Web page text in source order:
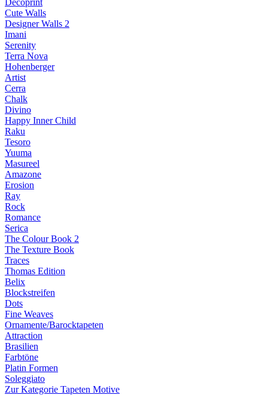
Decoprint
Cute Walls
Designer Walls 2
Imani
Serenity
Terra Nova
Hohenberger
Artist
Cerra
Chalk
Divino
Happy Inner Child
Raku
Tesoro
Yuuma
Masureel
Amazone
Erosion
Ray
Rock
Romance
Serica
The Colour Book 2
The Texture Book
Traces
Thomas Edition
Belix
Blockstreifen
Dots
Fine Weaves
Ornamente/Barocktapeten
Attraction
Brasilien
Farbtöne
Platin Formen
Soleggiato
Zur Kategorie Tapeten Motive